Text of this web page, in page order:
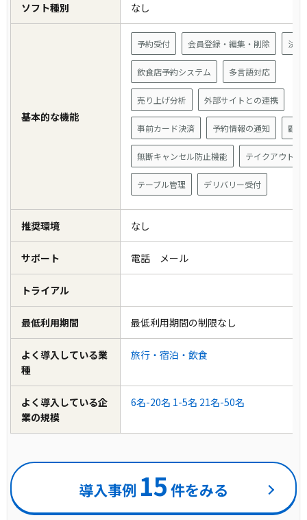
ソフト種別 なし
基本的な機能
予約受付 会員登録・編集・削除 決済
飲食店予約システム 多言語対応
売り上げ分析 外部サイトとの連携
事前カード決済 予約情報の通知 顧客
無断キャンセル防止機能 テイクアウト管
テーブル管理 デリバリー受付
推奨環境 なし
サポート 電話 メール
トライアル
最低利用期間 最低利用期間の制限なし
よく導入している業
種
旅行・宿泊・飲食
よく導入している企
業の規模
6名-20名 1-5名 21名-50名
導入事例 15 件をみる